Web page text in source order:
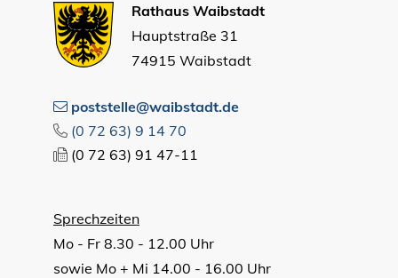
Rathaus Waibstadt
Hauptstraße 31
74915 Waibstadt
poststelle@waibstadt.de
(0 72 63) 9 14 70
(0 72 63) 91 47-11
Sprechzeiten
Mo - Fr 8.30 - 12.00 Uhr
sowie Mo + Mi 14.00 - 16.00 Uhr